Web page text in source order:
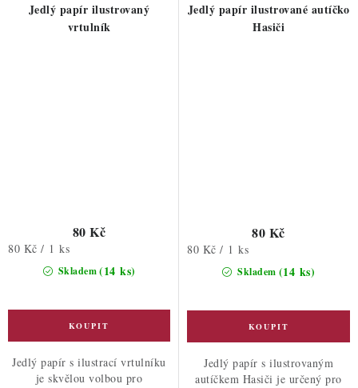
Jedlý papír ilustrovaný
vrtulník
Skladem(14 ks)
80 Kč
Měrná
80 Kč / 1 ks
Jedlý papír s ilustrací vrtulníku
je skvělou volbou pro
Jedlý papír ilustrované autíčko
Hasiči
Skladem (14 ks)
80 Kč
Měrná
80 Kč / 1 ks
Jedlý papír s ilustrovaným
autíčkem Hasiči je určený pro